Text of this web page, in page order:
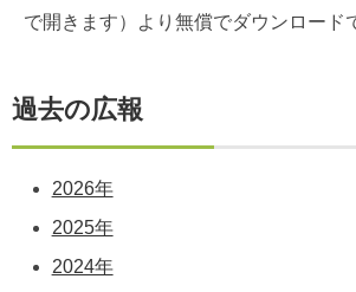
で開きます）より無償でダウンロード
過去の広報
2026年
2025年
2024年